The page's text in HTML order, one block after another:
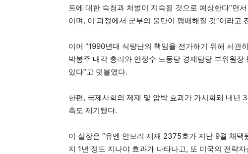
트에 대한 숙청과 처벌이 지속될 것으로 예상한다”면
이며, 이 과정에서 군부의 불만이 팽배해질 것”이라고
이어 “1990년대 식량난의 책임을 전가하기 위해 서관
박봉주 내각 총리와 안정수 노동당 경제담당 부위원
있다”고 덧붙였다.
한편, 국제사회의 제재 및 압박 효과가 가시화돼 내년
측도 제기됐다.
이 실장은 “유엔 안보리 제재 2375호가 지난 9월 채
지 1년 정도 지나야 효과가 나타나고, 또 미국의 전략